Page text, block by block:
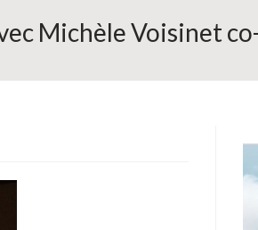
Michèle Voisinet